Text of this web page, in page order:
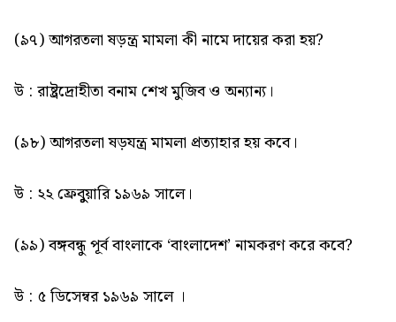
(৯৭) আগরতলা ষড়ন্ত্র মামলা কী নামে দায়ের করা হয়?
উ : রাষ্ট্রদ্রোহীতা বনাম শেখ মুজিব ও অন্যান্য।
(৯৮) আগরতলা ষড়যন্ত্র মামলা প্রত্যাহার হয় কবে।
উ : ২২ ফ্রেবুুয়ারি ১৯৬৯ সালে।
(৯৯) বঙ্গবন্ধু পূর্ব বাংলাকে ‘বাংলাদেশ’ নামকরণ করে কবে?
উ : ৫ ডিসেম্বর ১৯৬৯ সালে ।